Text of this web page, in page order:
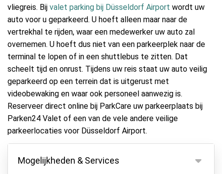
vliegreis. Bij valet parking bij Düsseldorf Airport wordt uw
auto voor u geparkeerd. U hoeft alleen maar naar de
vertrekhal te rijden, waar een medewerker uw auto zal
overnemen. U hoeft dus niet van een parkeerplek naar de
terminal te lopen of in een shuttlebus te zitten. Dat
scheelt tijd en onrust. Tijdens uw reis staat uw auto veilig
geparkeerd op een terrein dat is uitgerust met
videobewaking en waar ook personeel aanwezig is.
Reserveer direct online bij ParkCare uw parkeerplaats bij
Parken24 Valet of een van de vele andere veilige
parkeerlocaties voor Düsseldorf Airport.
Mogelijkheden & Services